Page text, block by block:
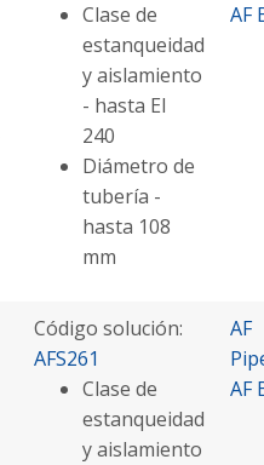
Clase de
estanqueidad
y aislamiento
- hasta EI
240
Diámetro de
tubería -
hasta 108
mm
AF
Código solución:
AFS261
Clase de
estanqueidad
y aislamiento
AF
AF